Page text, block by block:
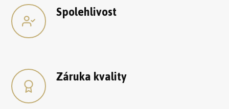
Spolehlivost
Záruka kvality